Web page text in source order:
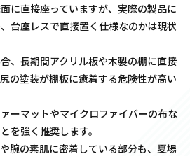
に直接座っていますが、実際の製品に
台座レスで直接置く仕様なのかは現状
、長期間アクリル板や木製の棚に直接
の塗装が棚板に癒着する危険性が高い
ーマットやマイクロファイバーの布な
を強く推奨します。
腕の素肌に密着している部分も、夏場